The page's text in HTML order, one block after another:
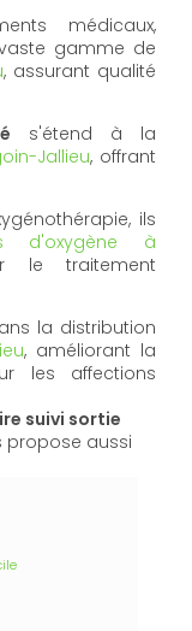
médicaux,
gamme de
, assurant qualité
s'étend à la
Jallieu, offrant
ils
d'oxygène à
le traitement
la distribution
, améliorant la
les affections
suivi sortie
propose aussi